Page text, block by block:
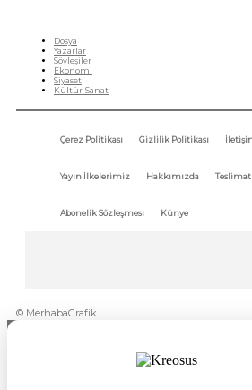
Dosya
Yazarlar
Söyleşiler
Ekonomi
Siyaset
Kültür-Sanat
Çerez Politikası Gizlilik Politikası
Yayın İlkelerimiz Hakkımızda Teslimat
Abonelik Sözleşmesi Künye
© MerhabaGrafik